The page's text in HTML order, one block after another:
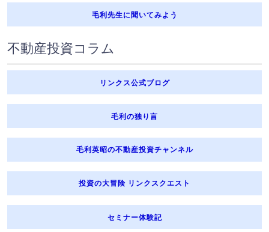
毛利先生に聞いてみよう
不動産投資コラム
リンクス公式ブログ
毛利の独り言
毛利英昭の不動産投資チャンネル
投資の大冒険 リンクスクエスト
セミナー体験記